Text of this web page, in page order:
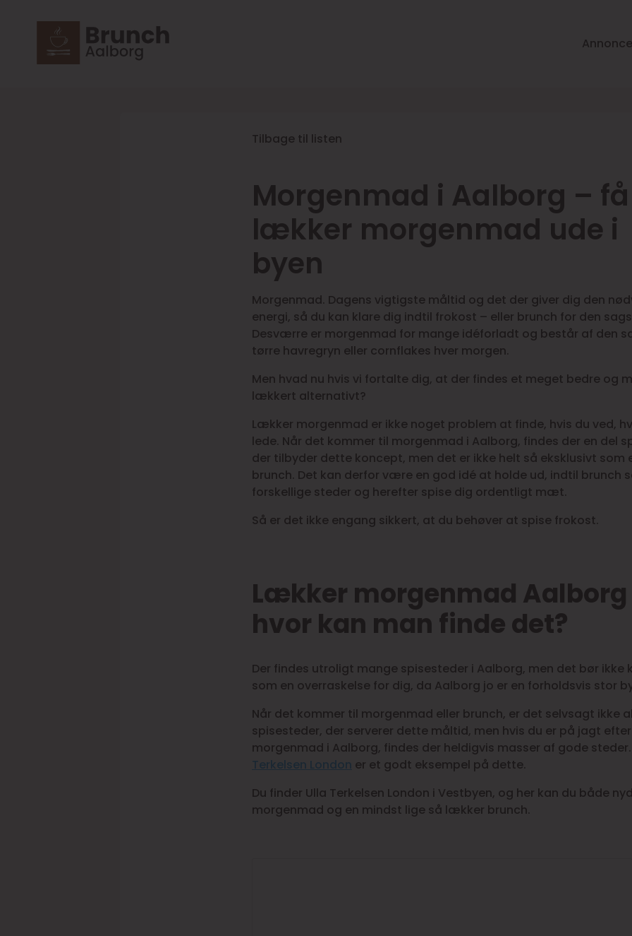
Tilbage til listen
Morgenmad i Aalborg –
lækker morgenmad ude i
byen
Morgenmad. Dagens vigtigste måltid og det der giver dig den
energi, så du kan klare dig indtil frokost – eller brunch for den
Desværre er morgenmad for mange idéforladt og består af den
tørre havregryn eller cornflakes hver morgen.
Men hvad nu hvis vi fortalte dig, at der findes et meget bedre og
lækkert alternativt?
Lækker morgenmad er ikke noget problem at finde, hvis du ved,
lede. Når det kommer til morgenmad i Aalborg, findes der en del
der tilbyder dette koncept, men det er ikke helt så eksklusivt som
brunch. Det kan derfor være en god idé at holde ud, indtil brunch
forskellige steder og herefter spise dig ordentligt mæt.
Så er det ikke engang sikkert, at du behøver at spise frokost.
Lækker morgenmad Aalborg
hvor kan man finde det?
Der findes utroligt mange spisesteder i Aalborg, men det bør ikke
som en overraskelse for dig, da Aalborg jo er en forholdsvis stor
Når det kommer til morgenmad eller brunch, er det selvsagt ikke
spisesteder, der serverer dette måltid, men hvis du er på jagt
morgenmad i Aalborg, findes der heldigvis masser af gode steder.
Terkelsen London er et godt eksempel på dette.
Du finder Ulla Terkelsen London i Vestbyen, og her kan du både
morgenmad og en mindst lige så lækker brunch.